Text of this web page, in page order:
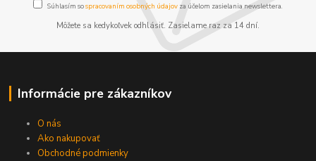
Súhlasím sospracovaním osobných údajov za účelom zasielania newslettera.
Môžete sa kedykoľvek odhlásiť. Zasielame raz za 14 dní.
Informácie pre zákazníkov
O nás
Ako nakupovať
Obchodné podmienky